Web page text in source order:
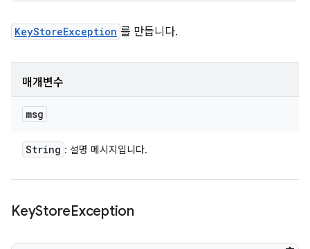
KeyStoreException 를 만듭니다.
매개변수
msg
String : 설명 메시지입니다.
KeyStoreException